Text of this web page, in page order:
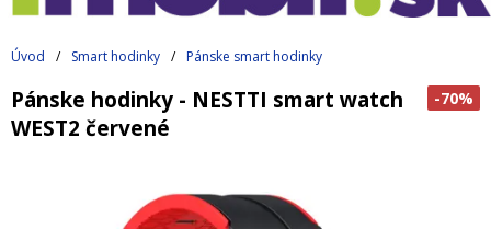
Úvod / Smart hodinky / Pánske smart hodinky
-70%
Pánske hodinky - NESTTI smart watch
WEST2 červené